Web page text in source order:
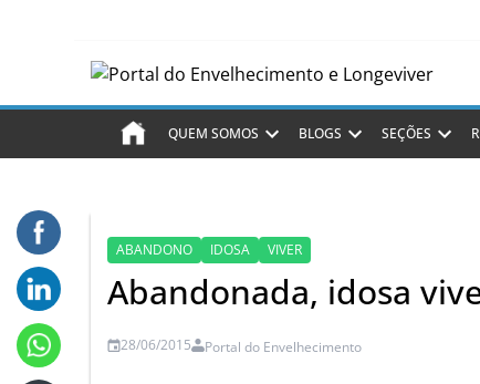
QUEM SOMOS BLOGS SEÇÕES
ABANDONO IDOSA VIVER
Abandonada, idosa
28/06/2015 Portal do Envelhecimento